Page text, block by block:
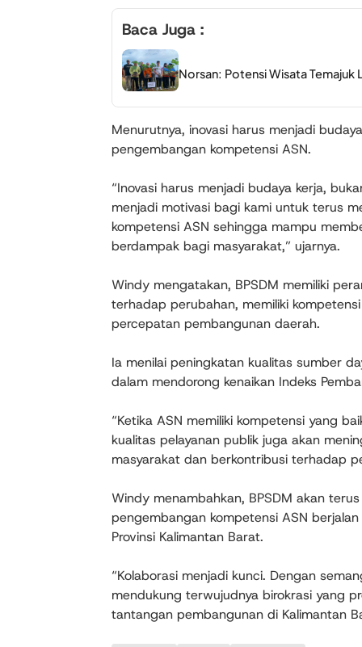
Baca Juga :
Norsan: Potensi Wisata Temajuk
Menurutnya, inovasi harus menjadi
pengembangan kompetensi ASN.
“Inovasi harus menjadi budaya kerja,
menjadi motivasi bagi kami untuk terus
kompetensi ASN sehingga mampu
berdampak bagi masyarakat,” ujarnya.
Windy mengatakan, BPSDM memiliki
terhadap perubahan, memiliki
percepatan pembangunan daerah.
Ia menilai peningkatan kualitas sumber
dalam mendorong kenaikan Indeks
“Ketika ASN memiliki kompetensi yang
kualitas pelayanan publik juga akan
masyarakat dan berkontribusi terhadap
Windy menambahkan, BPSDM akan
pengembangan kompetensi ASN
Provinsi Kalimantan Barat.
“Kolaborasi menjadi kunci. Dengan
mendukung terwujudnya birokrasi yang
tantangan pembangunan di Kalimantan